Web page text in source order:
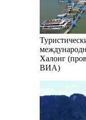
Халонг
ВИА)